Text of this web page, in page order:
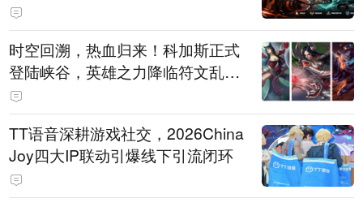
时空回溯，热血归来！科加斯正式
登陆峡谷，英雄之力降临符文乱
斗！
TT语音深耕游戏社交，2026China
Joy四大IP联动引爆线下引流闭环